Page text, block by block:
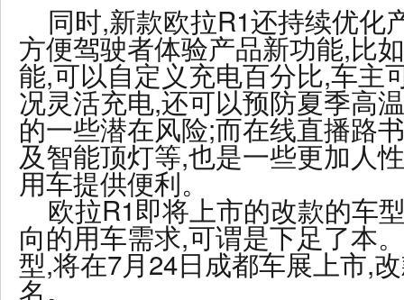
同时,新款欧拉R1还持续优化
方便驾驶者体验产品新功能,比
能,可以自定义充电百分比,车主
况灵活充电,还可以预防夏季高
的一些潜在风险;而在线直播路
及智能顶灯等,也是一些更加人
用车提供便利。
欧拉R1即将上市的改款的车
向的用车需求,可谓是下足了本
型,将在7月24日成都车展上市,
名。